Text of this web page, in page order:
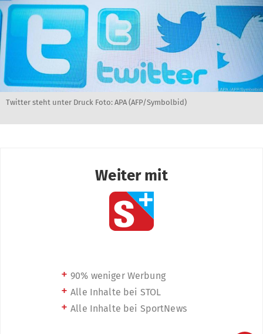
Twitter steht unter Druck Foto: APA (AFP/Symbolbid)